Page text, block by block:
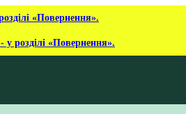
«Повернення».
у розділі «Повернення».